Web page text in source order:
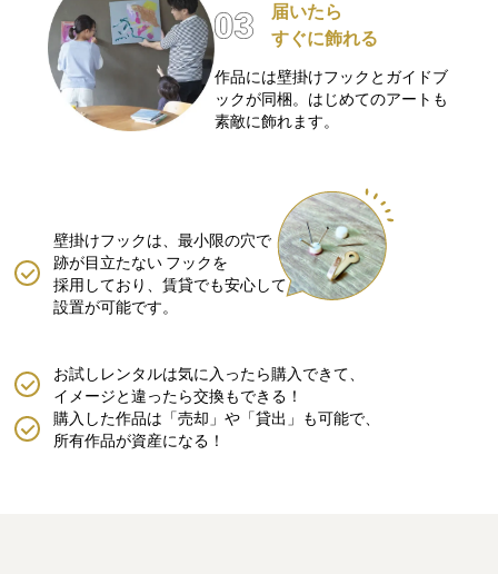
届いたら
すぐに飾れる
作品には壁掛けフックとガイドブ
ックが同梱。はじめてのアートも
素敵に飾れます。
壁掛けフックは、最小限の穴で
跡が目立たない フックを
採用しており、賃貸でも安心して
設置が可能です。
購入した作品は「売却」や「貸出」も可能で、
所有作品が資産になる！
お試しレンタルは気に入ったら購入できて、
イメージと違ったら交換もできる！